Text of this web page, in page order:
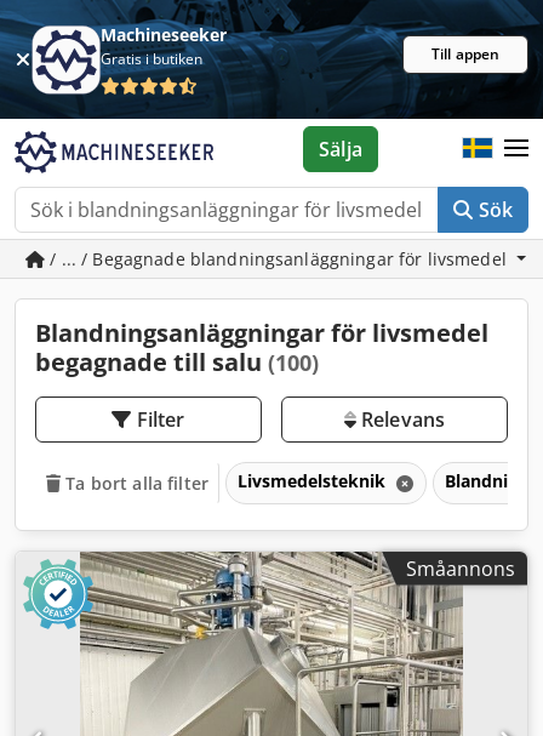
Machineseeker
Gratis i butiken Till appen
Sök
Sälja
/ ... / Begagnade blandningsanläggningar för livsmedel
Blandningsanläggningar för livsmedel
begagnade till salu (100)
Filter Relevans
Ta bort alla filter Livsmedelsteknik
Småannons